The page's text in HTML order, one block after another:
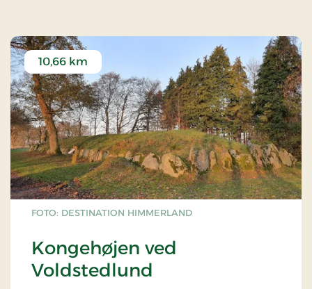
FOTO: DESTINATION HIMMERLAND
Kongehøjen ved
Voldstedlund
10,66 km